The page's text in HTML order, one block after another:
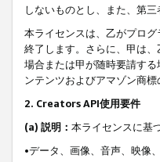
しないものとし、また、第
本ライセンスは、乙がプロ
終了します。さらに、甲は
場合または甲が随時要請す
ンテンツおよびアマゾン商
2. Creators API使用要件
(a) 説明： 本ライセンスに基
•データ、画像、音声、映像